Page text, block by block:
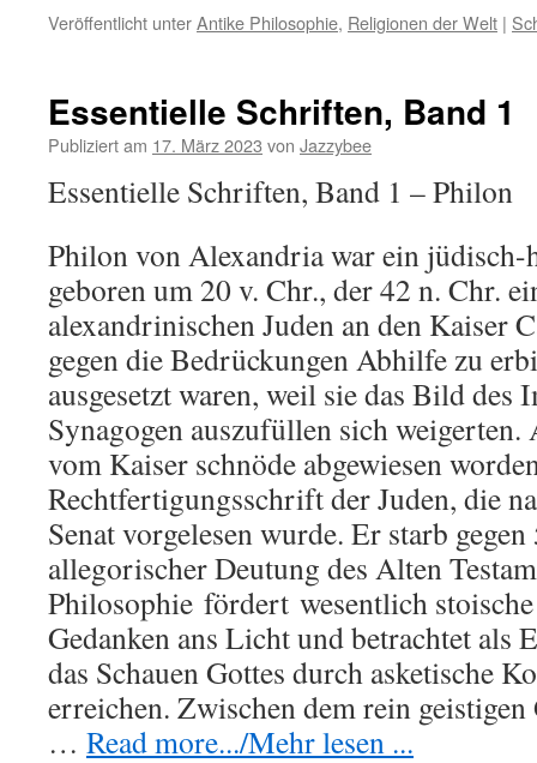
Veröffentlicht unterAntike Philosophie, Religionen der Welt |
Essentielle Schriften, Band 1
Publiziert am 17. März 2023 von Jazzybee
Essentielle Schriften, Band 1 – Philon
Philon von Alexandria war ein jüdisch-
geboren um 20 v. Chr., der 42 n. Chr.
alexandrinischen Juden an den Kaiser
gegen die Bedrückungen Abhilfe zu
ausgesetzt waren, weil sie das Bild des
Synagogen auszufüllen sich weigerten.
vom Kaiser schnöde abgewiesen
Rechtfertigungsschrift der Juden, die
Senat vorgelesen wurde. Er starb
allegorischer Deutung des Alten
Philosophie fördert wesentlich
Gedanken ans Licht und betrachtet als
das Schauen Gottes durch asketische
erreichen. Zwischen dem rein
… Read more.../Mehr lesen ...